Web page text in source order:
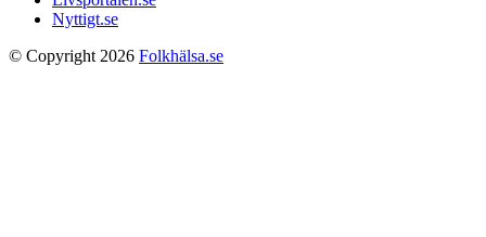
Nyttigt.se
© Copyright 2026 Folkhälsa.se